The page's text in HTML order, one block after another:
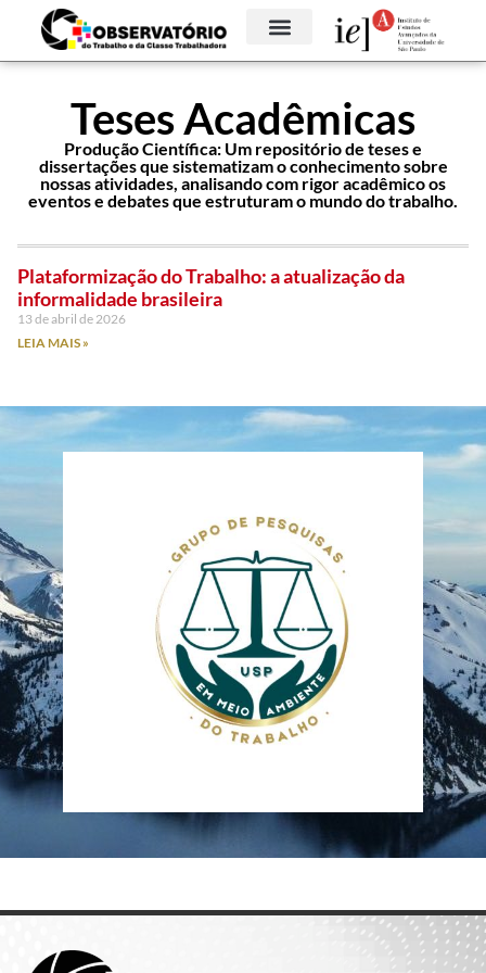
Teses Acadêmicas
Produção Científica: Um repositório de teses e
dissertações que sistematizam o conhecimento sobre
nossas atividades, analisando com rigor acadêmico os
eventos e debates que estruturam o mundo do trabalho.
Plataformização do Trabalho: a atualização da
informalidade brasileira
13 de abril de 2026
LEIA MAIS »